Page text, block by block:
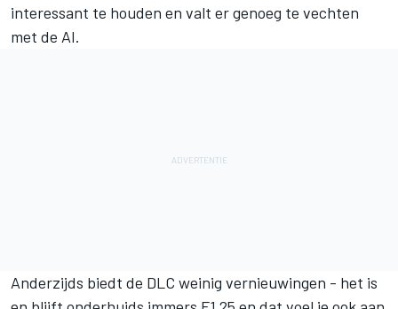
interessant te houden en valt er genoeg te vechten
met de AI.
Anderzijds biedt de DLC weinig vernieuwingen - het is